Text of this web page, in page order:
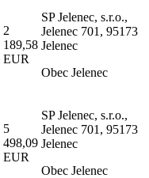
2
189,58
EUR
SP Jelenec, s.r.o.,
Jelenec 701, 95173
Jelenec
Obec Jelenec
5
498,09
EUR
SP Jelenec, s.r.o.,
Jelenec 701, 95173
Jelenec
Obec Jelenec